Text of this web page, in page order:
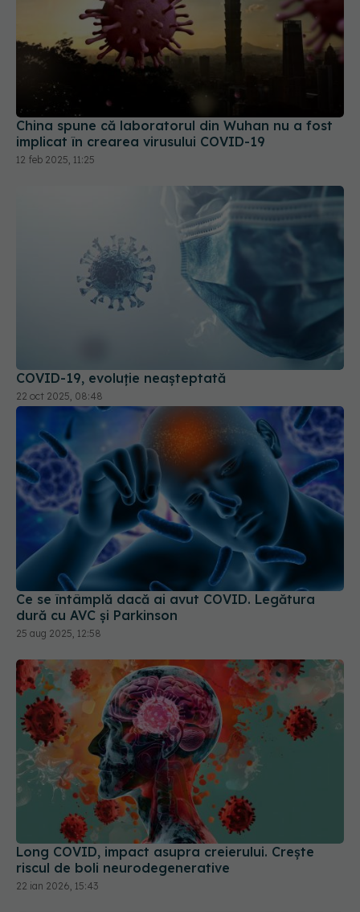
China spune că laboratorul din Wuhan nu a fost
implicat în crearea virusului COVID-19
12 feb 2025, 11:25
COVID-19, evoluție neașteptată
Ce se întâmplă dacă ai avut COVID. Legătura
dură cu AVC și Parkinson
25 aug 2025, 12:58
Long COVID, impact asupra creierului. Crește
riscul de boli neurodegenerative
22 ian 2026, 15:43